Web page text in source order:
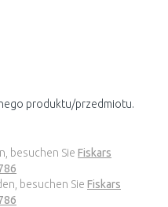
produktu/przedmiotu.
besuchen Sie Fiskars
besuchen Sie Fiskars